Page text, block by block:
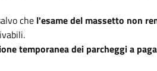
chel'esame del massetto non
temporanea dei parcheggi a